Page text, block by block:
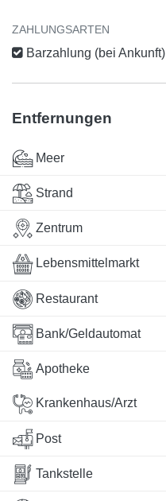
ZAHLUNGSARTEN
Barzahlung (bei Ankunft)
Entfernungen
Meer
Strand
Zentrum
Lebensmittelmarkt
Restaurant
Bank/Geldautomat
Apotheke
Krankenhaus/Arzt
Post
Tankstelle